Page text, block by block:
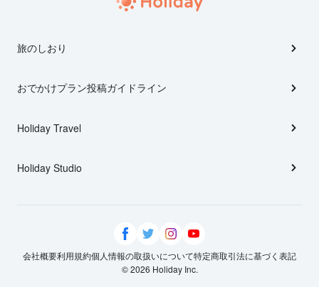
旅のしおり
おでかけプラン投稿ガイドライン
Holiday Travel
Holiday Studio
会社概要利用規約個人情報の取扱いについて特定商取引法に基づく表記
© 2026 Holiday Inc.